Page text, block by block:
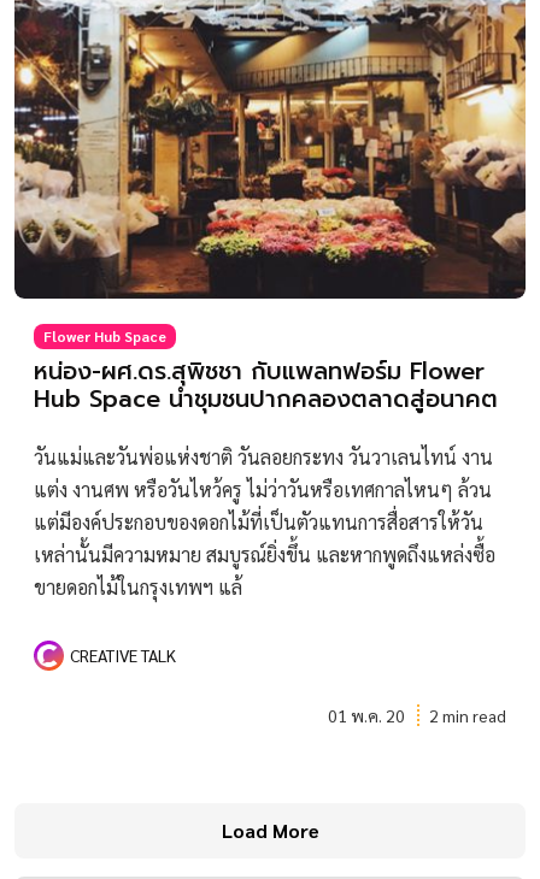
Flower Hub Space
หน่อง-ผศ.ดร.สุพิชชา กับแพลทฟอร์ม Flower
Hub Space นำชุมชนปากคลองตลาดสู่อนาคต
วันแม่และวันพ่อแห่งชาติ วันลอยกระทง วันวาเลนไทน์ งาน
แต่ง งานศพ หรือวันไหว้ครู ไม่ว่าวันหรือเทศกาลไหนๆ ล้วน
แต่มีองค์ประกอบของดอกไม้ที่เป็นตัวแทนการสื่อสารให้วัน
เหล่านั้นมีความหมาย สมบูรณ์ยิ่งขึ้น และหากพูดถึงแหล่งซื้อ
ขายดอกไม้ในกรุงเทพฯ แล้
CREATIVE TALK
01 พ.ค. 20 2 min read
Load More